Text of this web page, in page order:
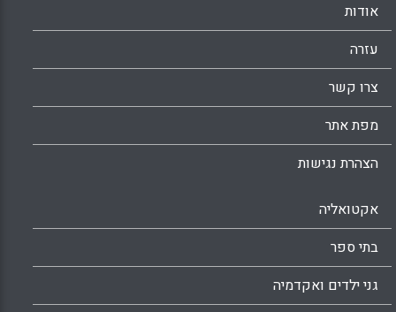
אודות
עזרה
צרו קשר
מפת אתר
הצהרת נגישות
אקטואליה
בתי ספר
גני ילדים ואקדמיה